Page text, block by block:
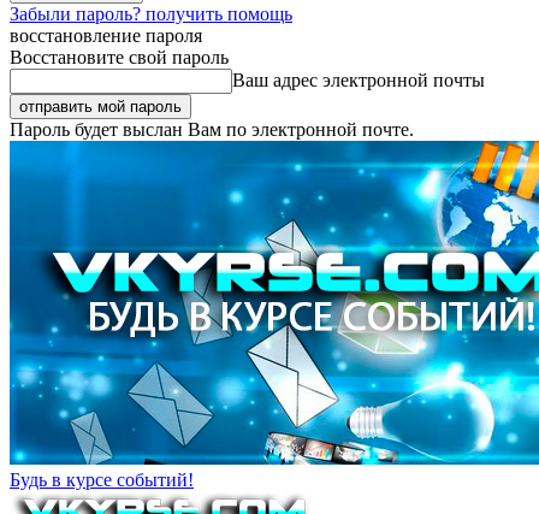
Забыли пароль? получить помощь
восстановление пароля
Восстановите свой пароль
Ваш адрес электронной почты
Пароль будет выслан Вам по электронной почте.
Будь в курсе событий!